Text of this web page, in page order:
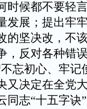
时候都不要轻
发展；提出牢
的坚决改，不
，反对各种错
忘初心、牢记
又决定在全党
同志“十五字诀